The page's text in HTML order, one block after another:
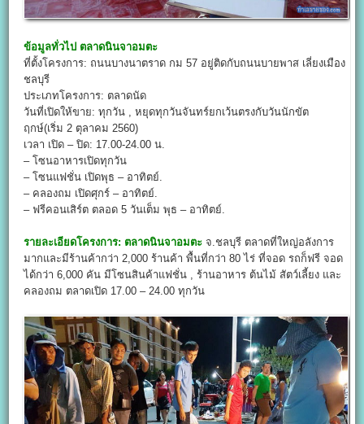
ข้อมูลทั่วไป ตลาดนินจาอมตะ
ที่ตั้งโครงการ: ถนนบางนาตราด กม 57 อยู่ติดกับถนนบายพาส เลี่ยงเมือง
ชลบุรี
ประเภทโครงการ: ตลาดนัด
วันที่เปิดให้ขาย: ทุกวัน , หยุดทุกวันจันทร์ยกเว้นตรงกับวันนักขัต
ฤกษ์(เริ่ม 2 ตุลาคม 2560)
เวลา เปิด – ปิด: 17.00-24.00 น.
– โซนอาหารเปิดทุกวัน
– โซนแฟชั่น เปิดพุธ – อาทิตย์.
– คลองถม เปิดศุกร์ – อาทิตย์.
– ฟรีคอนเสิร์ต ตลอด 5 วันเต็ม พุธ – อาทิตย์.
รายละเอียดโครงการ: ตลาดนินจาอมตะ จ.ชลบุรี ตลาดที่ใหญ่อลังการ
มากและมีร้านค้ากว่า 2,000 ร้านค้า พื้นที่กว่า 80 ไร่ ที่จอด รถก็ฟรี จอด
ได้กว่า 6,000 คัน มีโซนสินค้าแฟชั่น , ร้านอาหาร ต้นไม้ สัตว์เลี้ยง และ
คลองถม ตลาดเปิด 17.00 – 24.00 ทุกวัน